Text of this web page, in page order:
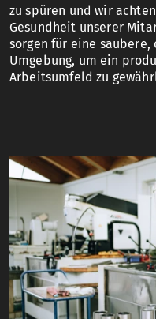
zu spüren und wir
Gesundheit unserer
sorgen für eine
Umgebung, um ein
Arbeitsumfeld zu